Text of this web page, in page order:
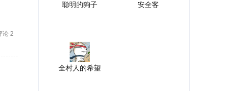
论 2
聪明的狗子 安全客
全村人的希望